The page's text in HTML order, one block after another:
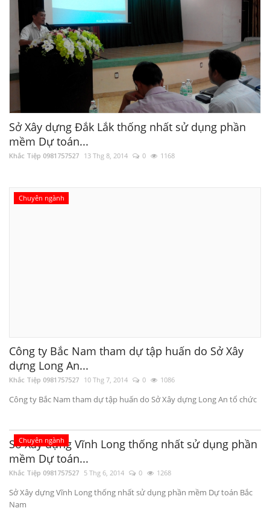
Sở Xây dựng Đắk Lắk thống nhất sử dụng phần
mềm Dự toán...
Khắc Tiệp 0981757527 13 Thg 8, 2014 0 1168
Chuyên ngành
Công ty Bắc Nam tham dự tập huấn do Sở Xây
dựng Long An...
Khắc Tiệp 0981757527 10 Thg 7, 2014 0 1086
Công ty Bắc Nam tham dự tập huấn do Sở Xây dựng Long An tổ chức
Chuyên ngành
Sở Xây dựng Vĩnh Long thống nhất sử dụng phần
mềm Dự toán...
Khắc Tiệp 0981757527 5 Thg 6, 2014 0 1268
Sở Xây dựng Vĩnh Long thống nhất sử dụng phần mềm Dự toán Bắc
Nam